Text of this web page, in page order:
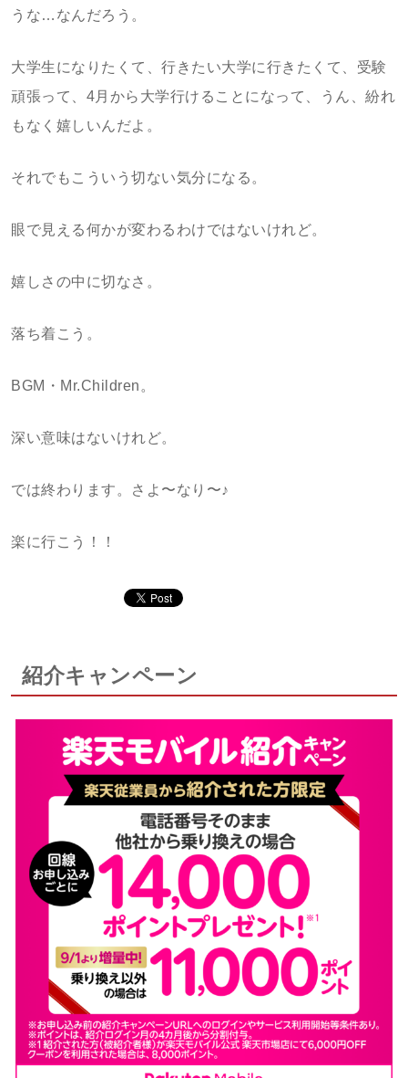
うな…なんだろう。
大学生になりたくて、行きたい大学に行きたくて、受験
頑張って、4月から大学行けることになって、うん、紛れ
もなく嬉しいんだよ。
それでもこういう切ない気分になる。
眼で見える何かが変わるわけではないけれど。
嬉しさの中に切なさ。
落ち着こう。
BGM・Mr.Children。
深い意味はないけれど。
では終わります。さよ〜なり〜♪
楽に行こう！！
紹介キャンペーン